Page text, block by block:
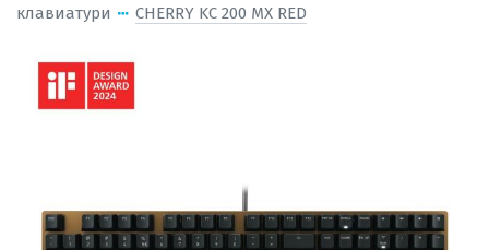
клавиатури
CHERRY KC 200 MX RED